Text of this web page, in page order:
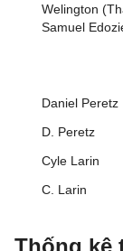
Welington
Samuel
Daniel Peretz
D. Peretz
Cyle Larin
C. Larin
Thống kê